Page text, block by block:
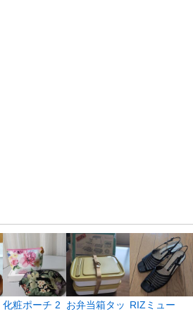
化粧ポーチ 2
お弁当箱タッ RIZミュー